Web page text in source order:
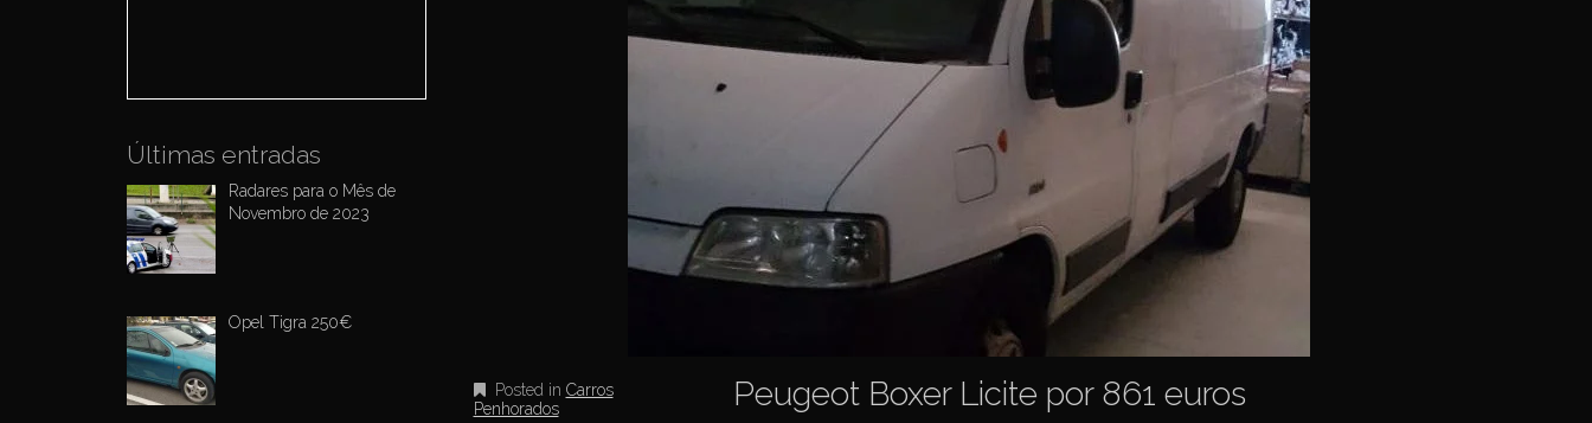
Posted in Carros
Penhorados
Peugeot Boxer Licite por 861 euros
Últimas entradas
Radares para o Mês de
Novembro de 2023
Opel Tigra 250€